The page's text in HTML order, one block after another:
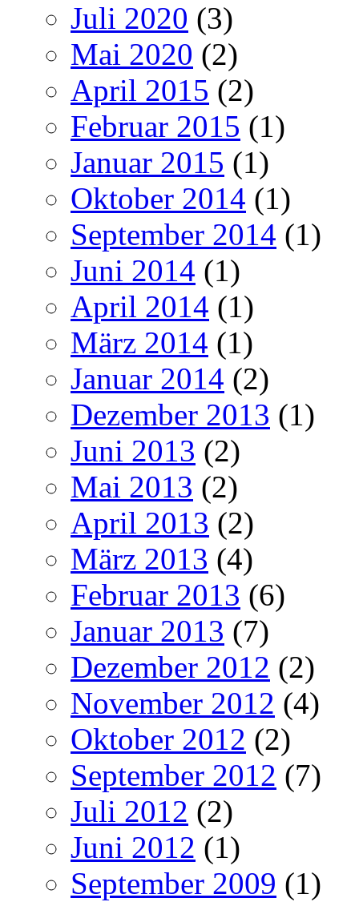
Juli 2020 (3)
Mai 2020 (2)
April 2015 (2)
Februar 2015 (1)
Januar 2015 (1)
Oktober 2014 (1)
September 2014 (1)
Juni 2014 (1)
April 2014 (1)
März 2014 (1)
Januar 2014 (2)
Dezember 2013 (1)
Juni 2013 (2)
Mai 2013 (2)
April 2013 (2)
März 2013 (4)
Februar 2013 (6)
Januar 2013 (7)
Dezember 2012 (2)
November 2012 (4)
Oktober 2012 (2)
September 2012 (7)
Juli 2012 (2)
Juni 2012 (1)
September 2009 (1)